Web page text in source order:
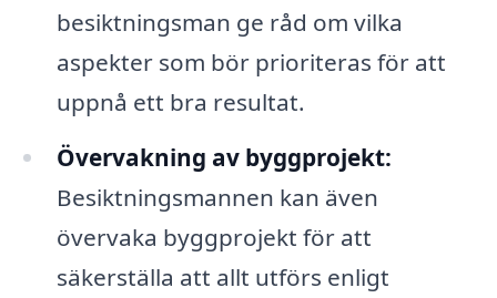
besiktningsman ge råd om vilka
aspekter som bör prioriteras för att
uppnå ett bra resultat.
Övervakning av byggprojekt:
Besiktningsmannen kan även
övervaka byggprojekt för att
säkerställa att allt utförs enligt